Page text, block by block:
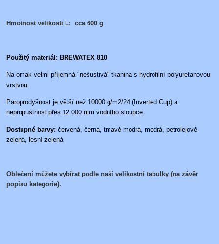
Hmotnost velikosti L: cca 600 g
Použitý materiál:BREWATEX 810
Na omak velmi příjemná "nešustivá" tkanina s hydrofilní polyuretanovou
vrstvou.
Paroprodyšnost je větší než 10000 g/m2/24 (Inverted Cup) a
nepropustnost přes 12 000 mm vodního sloupce.
Dostupné barvy:červená, černá, tmavě modrá, modrá, petrolejově
zelená, lesní zelená
Oblečení můžete vybírat podle naší velikostní tabulky (na závěr
popisu kategorie).